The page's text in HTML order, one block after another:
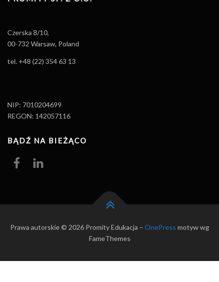
Czerska 8/10,
00-732 Warsaw, Poland
tel. +48 (22) 354 63 13
NIP: 7010204699
REGON: 142057116
BĄDŹ NA BIEŻĄCO
Prawa autorskie © 2026 Promity Edukacja – OnePress motyw wg
FameThemes